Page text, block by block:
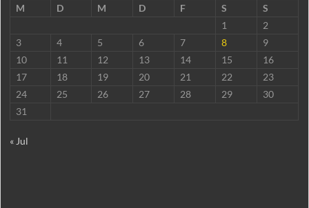
M
D M D F S
S
1
2
3
4 5 6 7 8
9
10
11 12 13 14 15
16
17
18 19 20 21 22
23
24
25 26 27 28 29
30
31
« Jul